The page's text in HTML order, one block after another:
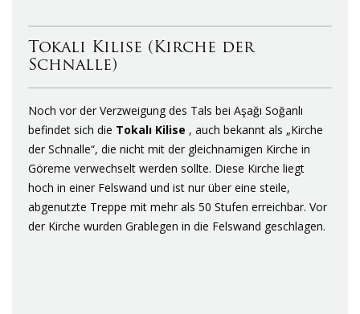
Tokalı Kilise (Kirche der
Schnalle)
Noch vor der Verzweigung des Tals bei Aşağı Soğanlı
befindet sich die Tokalı Kilise , auch bekannt als „Kirche
der Schnalle“, die nicht mit der gleichnamigen Kirche in
Göreme verwechselt werden sollte. Diese Kirche liegt
hoch in einer Felswand und ist nur über eine steile,
abgenutzte Treppe mit mehr als 50 Stufen erreichbar. Vor
der Kirche wurden Grablegen in die Felswand geschlagen.